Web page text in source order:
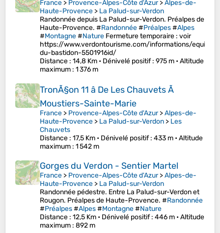
France > Provence-Alpes-Côte d'Azur>Alpes-de-
Haute-Provence > La Palud-sur-Verdon
Randonnée depuis La Palud-sur-Verdon. Préalpes de
Haute-Provence. #Randonnée#Préalpes#Alpes
#Montagne#Nature Fermeture temporaire : voir
https://www.verdontourisme.com/informations/
du-bastidon-5501916id/
Distance : 14,8 Km • Dénivelé positif: 975 m •Altitude
maximum : 1 376 m
TronÃ§on 11 â De Les Chauvets Ã
Moustiers-Sainte-Marie
France > Provence-Alpes-Côte d'Azur>Alpes-de-
Haute-Provence > La Palud-sur-Verdon > Les
Chauvets
Distance : 17,5 Km • Dénivelé positif: 433 m •Altitude
maximum : 1 542 m
Gorges du Verdon - Sentier Martel
France > Provence-Alpes-Côte d'Azur>Alpes-de-
Haute-Provence > La Palud-sur-Verdon
Randonnée pédestre. Entre La Palud-sur-Verdon et
Rougon. Préalpes de Haute-Provence. #Randonnée
#Préalpes#Alpes#Montagne#Nature
Distance : 12,5 Km • Dénivelé positif: 446 m •Altitude
maximum : 892 m